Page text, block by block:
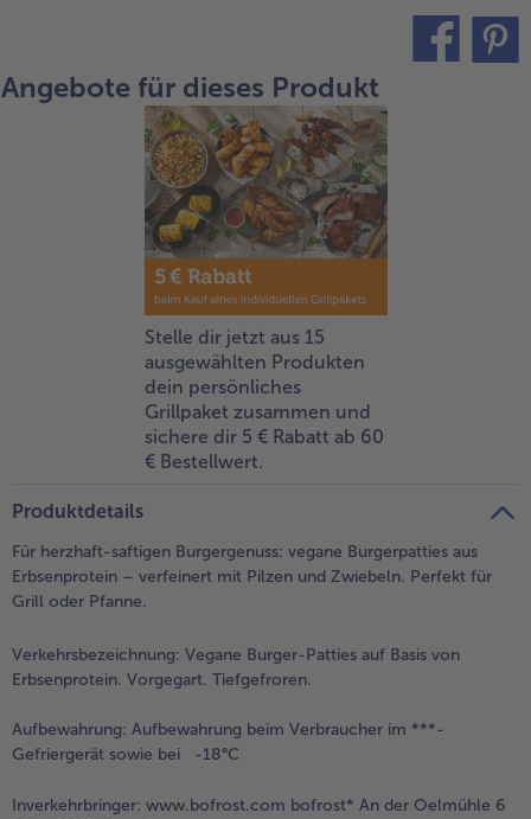
alle Kuchen & Torten
Süßspeisen
alle Süßspeisen
Obst
alle Obst
Wein & Spirituosen
alle Wein & Spirituosen
Küchenutensilien
alle Küchenutensilien
alle bofrost*free
bofrost*high Protein
alle bofrost*high Protein
bofrost*plus.
alle bofrost*plus.
Weiterempfehlen &
Angebote für dieses Produkt
Stelle dir jetzt aus 15
ausgewählten Produkten
dein persönliches
Grillpaket zusammen und
sichere dir 5 € Rabatt ab 60
€ Bestellwert.
Produktdetails
Für herzhaft-saftigen Burgergenuss: vegane Burgerpatties aus
Erbsenprotein – verfeinert mit Pilzen und Zwiebeln. Perfekt für
Grill oder Pfanne.
Verkehrsbezeichnung: Vegane Burger-Patties auf Basis von
Erbsenprotein. Vorgegart. Tiefgefroren.
Aufbewahrung: Aufbewahrung beim Verbraucher im ***-
Gefriergerät sowie bei -18°C
Inverkehrbringer: www.bofrost.com bofrost* An der Oelmühle 6